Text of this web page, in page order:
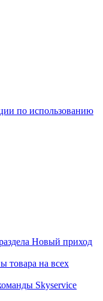
по использованию
Новый приход
товара на всех
Skyservice